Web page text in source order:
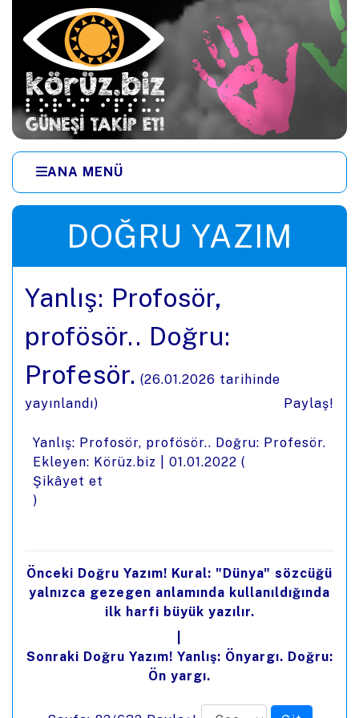
Ana içeriğe zıpla
ANA MENÜ
DOĞRU YAZIM
Yanlış: Profosör,
profösör.. Doğru:
Profesör. (26.01.2026 tarihinde
yayınlandı)
Paylaş!
Yanlış: Profosör, profösör.. Doğru: Profesör.
Ekleyen: Körüz.biz | 01.01.2022 (
Şikâyet et
)
Önceki Doğru Yazım! Kural: "Dünya" sözcüğü
yalnızca gezegen anlamında kullanıldığında
ilk harfi büyük yazılır.
Sonraki Doğru Yazım! Yanlış: Önyargı. Doğru:
Ön yargı.
Menüye zıpla